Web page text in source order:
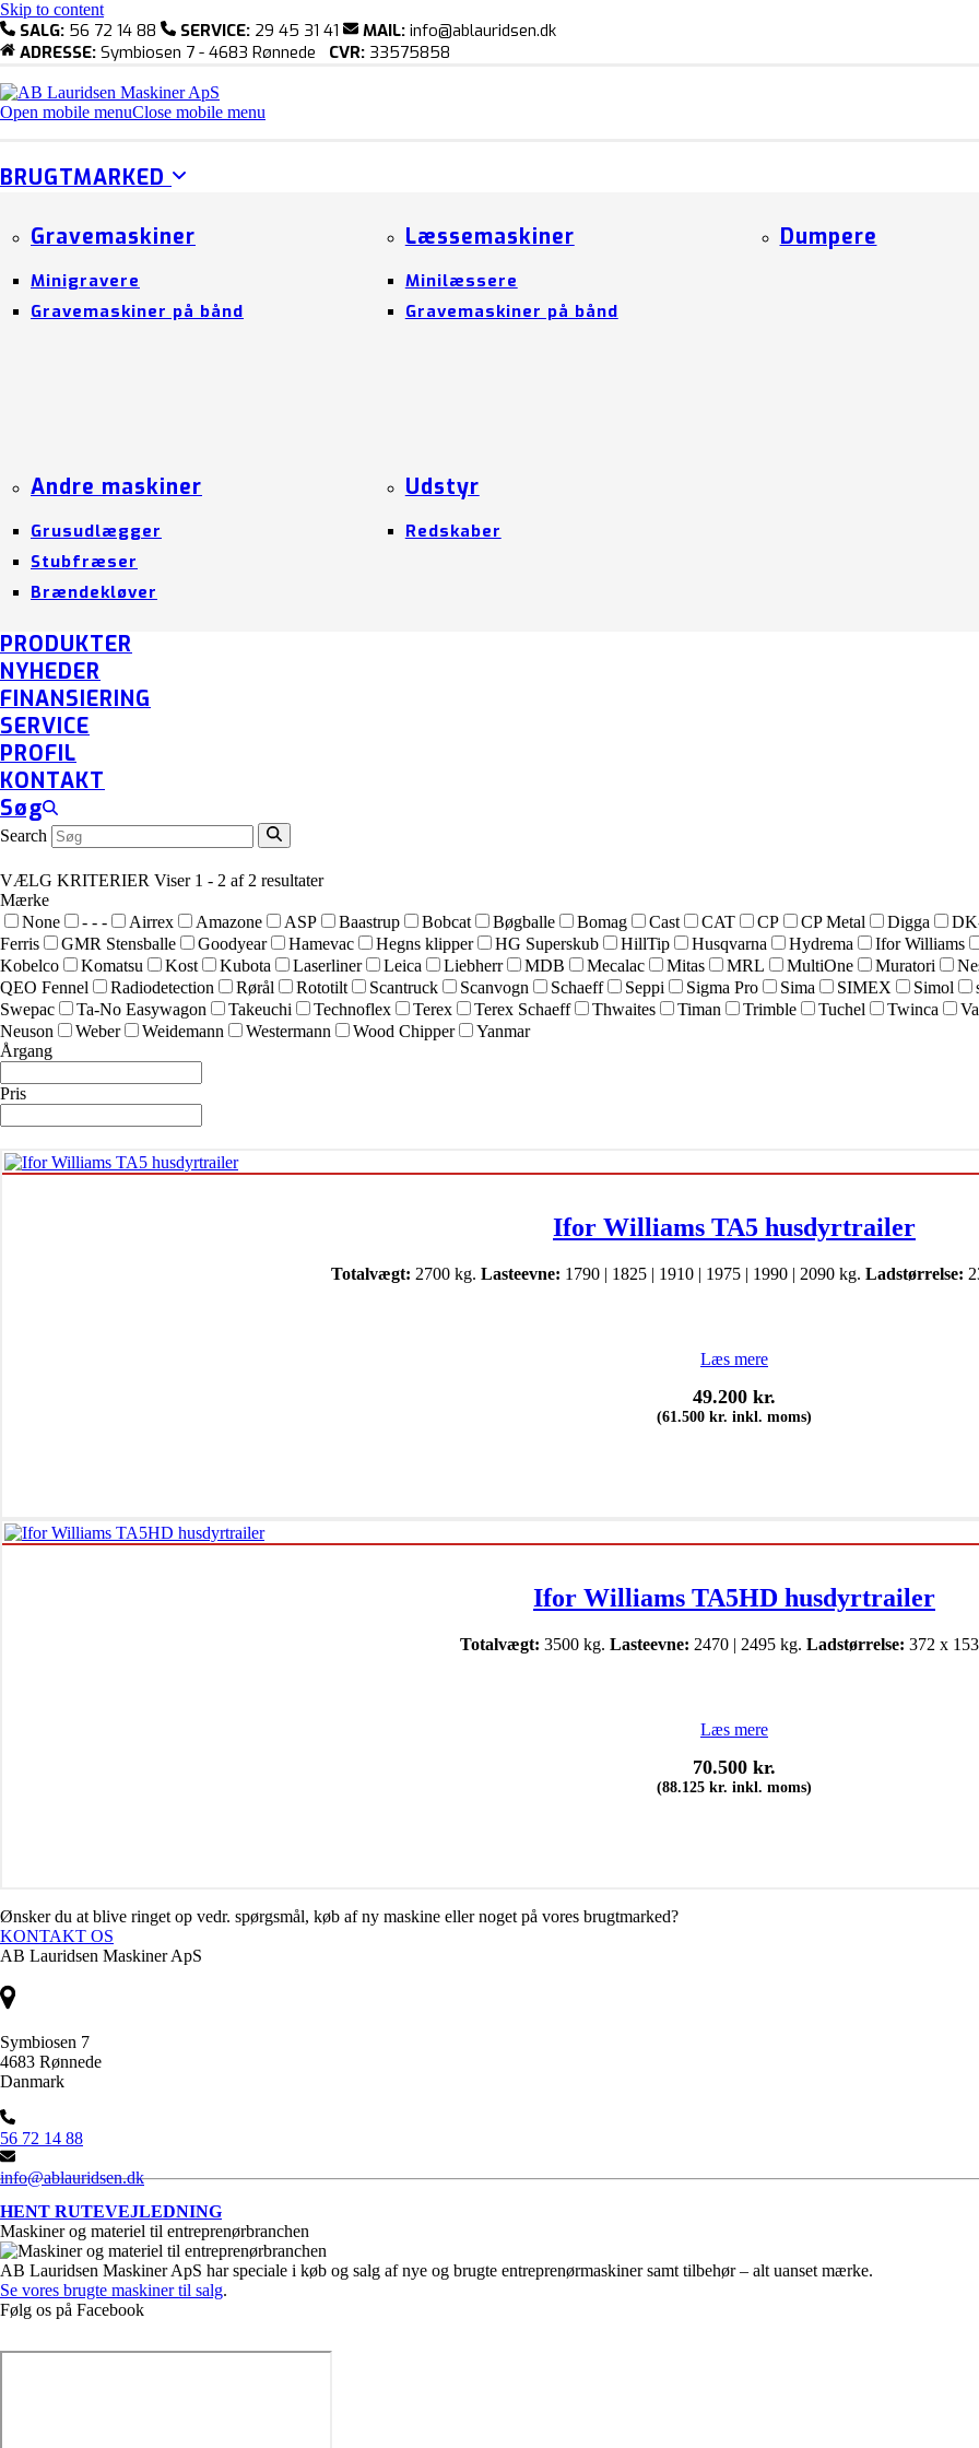
Skip to content
SALG: 56 72 14 88 SERVICE: 29 45 31 41 MAIL: info@ablauridsen.dk
ADRESSE: Symbiosen 7 - 4683 Rønnede CVR: 33575858
Open mobile menuClose mobile menu
BRUGTMARKED
Gravemaskiner
Minigravere
Gravemaskiner på bånd
Læssemaskiner
Minilæssere
Gravemaskiner på bånd
Dumpere
Andre maskiner
Grusudlægger
Stubfræser
Brændekløver
Udstyr
Redskaber
PRODUKTER
NYHEDER
FINANSIERING
SERVICE
PROFIL
KONTAKT
Søg
Search
VÆLG KRITERIER Viser 1 - 2 af 2 resultater
Mærke
None
- - - Airrex Amazone ASP Baastrup Bobcat Bøgballe Bomag Cast CAT CP CP Metal Digga
Ferris
GMR Stensballe Goodyear Hamevac Hegns klipper HG Superskub HillTip Husqvarna Hydrema
Ifor Williams
Kobelco
Komatsu Kost Kubota Laserliner Leica Liebherr MDB Mecalac Mitas MRL MultiOne Muratori
QEO Fennel
Radiodetection Rørål Rototilt Scantruck Scanvogn Schaeff Seppi Sigma Pro Sima SIMEX Simol
Swepac
Ta-No Easywagon Takeuchi Technoflex Terex Terex Schaeff Thwaites Timan Trimble Tuchel Twinca
Neuson
Weber Weidemann Westermann Wood Chipper
Yanmar
Årgang
Pris
Ifor Williams TA5 husdyrtrailer
Totalvægt: 2700 kg. Lasteevne: 1790 | 1825 | 1910 | 1975 | 1990 | 2090 kg. Ladstørrelse:
Læs mere
49.200 kr.
(61.500 kr. inkl. moms)
Ifor Williams TA5HD husdyrtrailer
Totalvægt: 3500 kg. Lasteevne: 2470 | 2495 kg. Ladstørrelse: 372 x
Læs mere
70.500 kr.
(88.125 kr. inkl. moms)
Ønsker du at blive ringet op vedr. spørgsmål, køb af ny maskine eller noget på vores brugtmarked?
KONTAKT OS
AB Lauridsen Maskiner ApS
Symbiosen 7
4683 Rønnede
Danmark
56 72 14 88
info@ablauridsen.dk
HENT RUTEVEJLEDNING
Maskiner og materiel til entreprenørbranchen
AB Lauridsen Maskiner ApS har speciale i køb og salg af nye og brugte entreprenørmaskiner samt tilbehør – alt uanset mærke.
Se vores brugte maskiner til salg.
Følg os på Facebook